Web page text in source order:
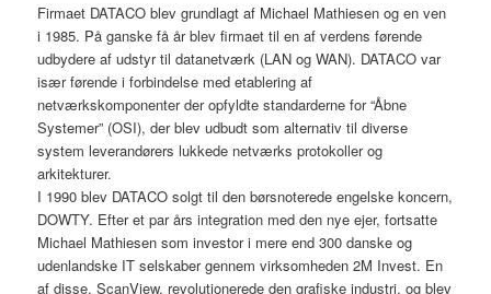
Firmaet DATACO blev grundlagt af Michael Mathiesen og en ven
i 1985. På ganske få år blev firmaet til en af verdens førende
udbydere af udstyr til datanetværk (LAN og WAN). DATACO var
især førende i forbindelse med etablering af
netværkskomponenter der opfyldte standarderne for “Åbne
Systemer” (OSI), der blev udbudt som alternativ til diverse
system leverandørers lukkede netværks protokoller og
arkitekturer.
I 1990 blev DATACO solgt til den børsnoterede engelske koncern,
DOWTY. Efter et par års integration med den nye ejer, fortsatte
Michael Mathiesen som investor i mere end 300 danske og
udenlandske IT selskaber gennem virksomheden 2M Invest. En
af disse, ScanView, revolutionerede den grafiske industri, og blev